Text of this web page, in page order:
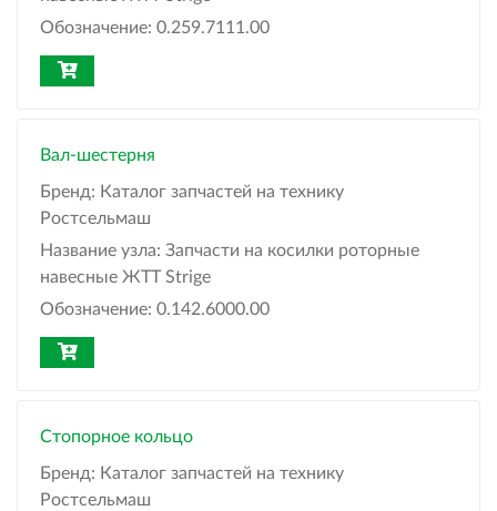
Обозначение: 0.259.7111.00
Вал-шестерня
Бренд: Каталог запчастей на технику
Ростсельмаш
Название узла: Запчасти на косилки роторные
навесные ЖТТ Strige
Обозначение: 0.142.6000.00
Стопорное кольцо
Бренд: Каталог запчастей на технику
Ростсельмаш